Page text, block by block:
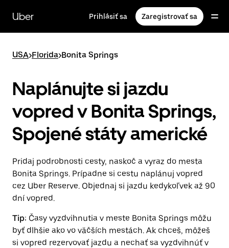
hlavný
obsah
Uber Prihlásiť sa Zaregistrovať sa
USA>Florida>Bonita Springs
Naplánujte si jazdu
vopred v Bonita Springs,
Spojené státy americké
Pridaj podrobnosti cesty, naskoč a vyraz do mesta
Bonita Springs. Prípadne si cestu naplánuj vopred
cez Uber Reserve. Objednaj si jazdu kedykoľvek až 90
dní vopred.
Tip: Časy vyzdvihnutia v meste Bonita Springs môžu
byť dlhšie ako vo väčších mestách. Ak chceš, môžeš
si vopred rezervovať jazdu a nechať sa vyzdvihnúť v